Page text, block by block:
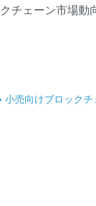
チェーン市場
小売向けブロックチ